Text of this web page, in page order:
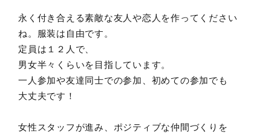
永く付き合える素敵な友人や恋人を作ってください
ね。服装は自由です。
定員は１２人で、
男女半々くらいを目指しています。
一人参加や友達同士での参加、初めての参加でも
大丈夫です！
女性スタッフが進み、ポジティブな仲間づくりを